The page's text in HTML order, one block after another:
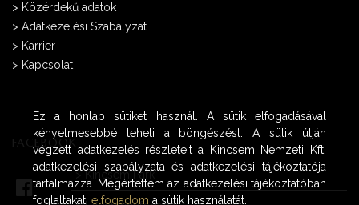
> Közérdekű adatok
> Adatkezelési Szabályzat
> Karrier
> Kapcsolat
FACEBOOK
>Kincsem Park
Ez a honlap sütiket használ. A sütik elfogadásával
kényelmesebbé teheti a böngészést. A sütik útján
végzett adatkezelés részleteit a Kincsem Nemzeti Kft.
adatkezelési szabályzata és adatkezelési tájékoztatója
tartalmazza. Megértettem az adatkezelési tájékoztatóban
foglaltakat,elfogadom a sütik használatát.